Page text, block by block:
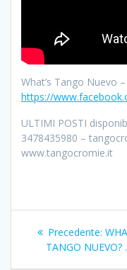
What’s Tango Nuevo
https://
ULTIMI POSTI
3478435980 –
www.tangocromie.it
articoli
Precedente:
TANGO NUEVO?